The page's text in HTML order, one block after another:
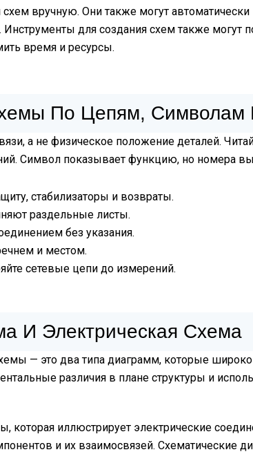
вручную. Они также могут
для создания схем также
время и ресурсы.
По Цепям, Символам
а не физическое положение деталей.
Символ показывает функцию, но
стабилизаторы и возвраты.
раздельные листы.
без указания.
и местом.
сетевые цепи до измерений.
И Электрическая Схема
— это два типа диаграмм, которые
различия в плане структуры и
которая иллюстрирует электрические
и их взаимосвязей. Схематические